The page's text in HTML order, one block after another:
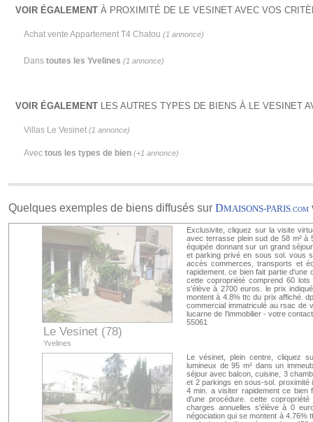
VOIR ÉGALEMENT À PROXIMITÉ DE LE VESINET AVEC VOS
Achat vente Appartement T4 Chatou (1 annonce)
Dans toutes les Yvelines (1 annonce)
VOIR ÉGALEMENT LES AUTRES TYPES DE BIENS À LE VESINET
Villas Le Vesinet (1 annonce)
Avec tous les types de bien (+1 annonce)
Quelques exemples de biens diffusés sur DMAISONS-PARIS .COM
Le Vesinet (78)
Yvelines
Exclusivite, cliquez sur la visite
avec terrasse plein sud de 58 m² à
équipée donnant sur un grand
et parking privé en sous sol. vous
accès commerces, transports et
rapidement. ce bien fait partie d'une
cette copropriété comprend 60
s'élève à 2700 euros. le prix
montent à 4.8% ttc du prix affiché.
commercial immatriculé au rsac de
lucarne de l'immobilier - votre
55061
Le vésinet, plein centre, cliquez
lumineux de 95 m² dans un
séjour avec balcon, cuisine, 3
et 2 parkings en sous-sol.
4 min. a visiter rapidement ce bien
d'une procédure. cette
charges annuelles s'élève à 0
négociation qui se montent à 4.76%